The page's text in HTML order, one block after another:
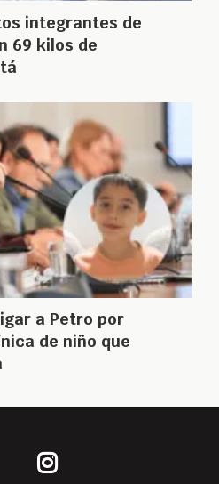
integrantes de
69 kilos de
a Petro por
de niño que